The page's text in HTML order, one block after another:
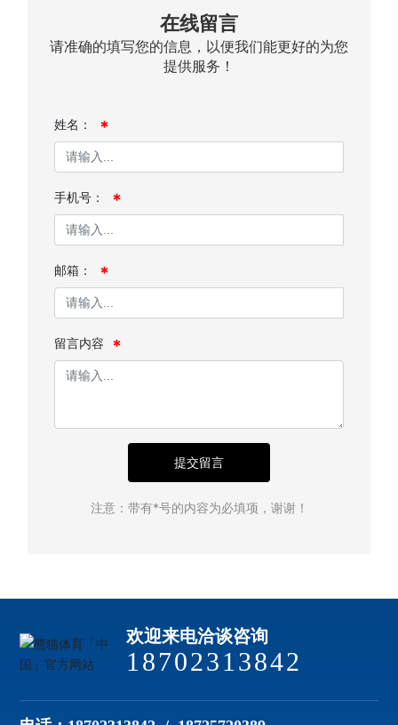
在线留言
请准确的填写您的信息，以便我们能更好的为您
提供服务！
姓名：
手机号：
邮箱：
留言内容
提交留言
注意：带有*号的内容为必填项，谢谢！
欢迎来电洽谈咨询
18702313842